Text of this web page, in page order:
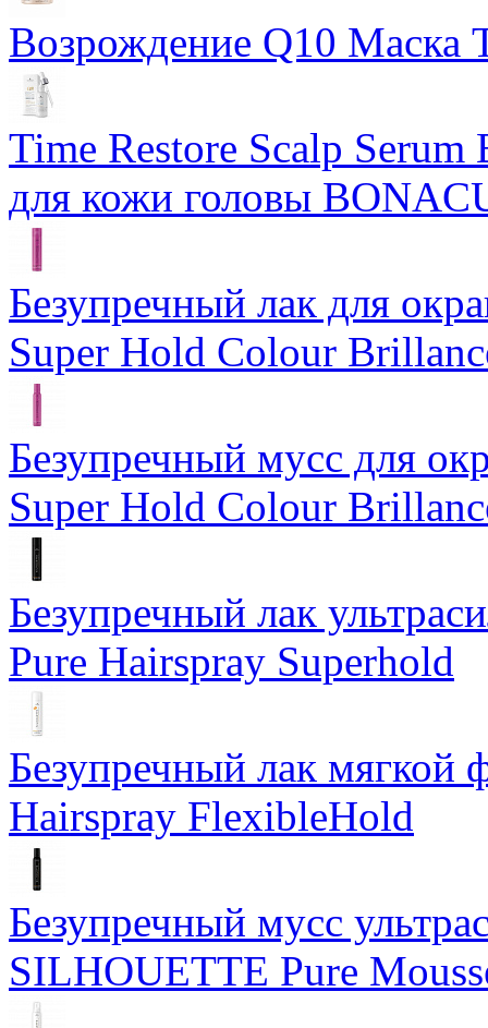
Возрождение Q10 Маска
Time Restore Scalp
для кожи головы
Безупречный лак для
Super Hold Colour
Безупречный мусс для
Super Hold Colour
Безупречный лак
Pure Hairspray Superhold
Безупречный лак мягкой
Hairspray FlexibleHold
Безупречный мусс
SILHOUETTE Pure